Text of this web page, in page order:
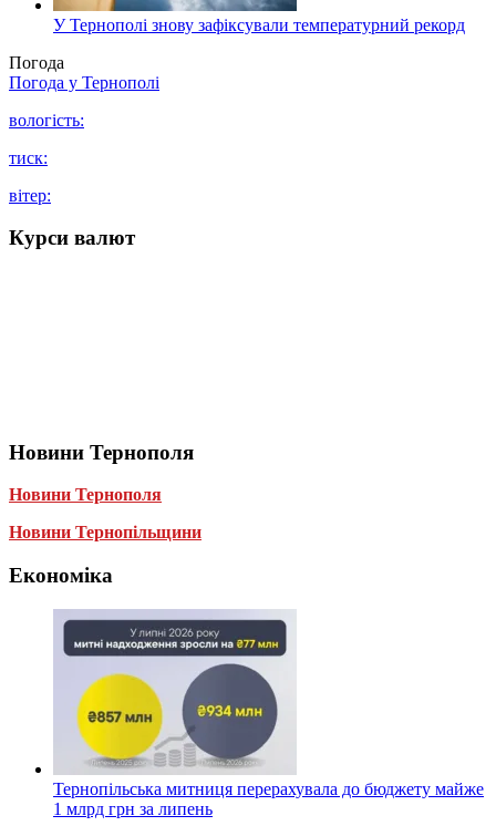
У Тернополі знову зафіксували температурний рекорд
Погода
Погода у Тернополі
вологість:
тиск:
вітер:
Курси валют
Новини Тернополя
Новини Тернополя
Новини Тернопільщини
Економіка
Тернопільська митниця перерахувала до бюджету майже
1 млрд грн за липень